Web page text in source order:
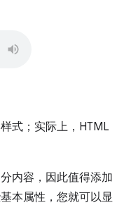
式；实际上，HTML
内容，因此值得添加
本属性，您就可以显